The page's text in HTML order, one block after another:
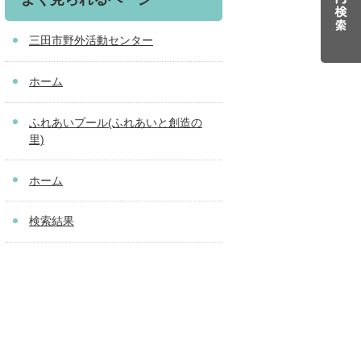
三田市野外活動センター
ホーム
ふれあいプール(ふれあいと創造の
里)
ホーム
検索結果